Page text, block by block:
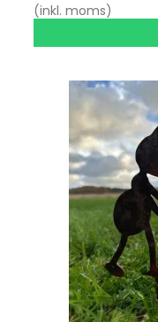
(inkl. moms)